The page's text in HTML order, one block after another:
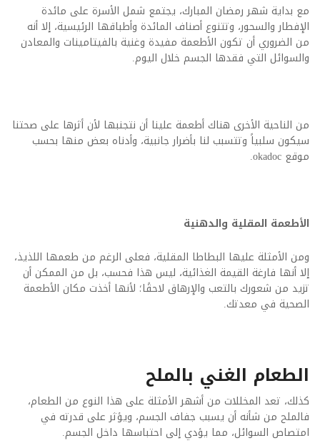
مع بداية شهر رمضان المبارك، يجتمع شمل الأسرة على مائدة
الإفطار والسحور، وتتنوع أصناف المائدة وأطباقها الرئيسية، إلا أنه
من الضروري أن تكون الأطعمة مفيدة وغنية بالفيتامينات والمعادن
والسوائل التي فقدها الجسم خلال اليوم.
من الناحية الأخرى هناك أطعمة علينا أن نتجنبها لأن أثرها على صحتنا
سيكون سلبياً وتتسبب لنا بأضرار جانبية، وأدناه بعض منها بحسب
موقع okadoc.
الأطعمة المقلية والدهنية
ومن الأمثلة عليها البطاطا المقلية، فعلى الرغم من طعمها اللذيذ،
إلا أنها فارغة القيمة الغذائية، ليس هذا فحسب، بل من الممكن أن
تزيد من شعورك بالتعب والإرهاق لاحقًا؛ لأنها أخذت مكان الأطعمة
الصحية في معدتك.
الطعام الغني بالملح
كذلك، تعد المخللات من أشهر الأمثلة على هذا النوع من الطعام،
فالملح من شأنه أن يسبب جفاف الجسم، ويؤثر على قدرته في
امتصاص السوائل، مما يؤدي إلى احتباسها داخل الجسم.